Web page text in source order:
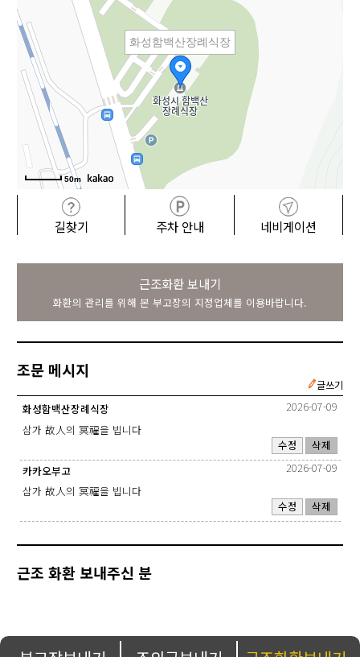
화성함백산장례식장
50m
길찾기 주차 안내 네비게이션
근조화환 보내기
화환의 관리를 위해 본 부고장의 지정업체를 이용바랍니다.
조문 메시지
글쓰기
화성함백산장례식장
2026-07-09
삼가 故人의 冥福을 빕니다
수정
삭제
카카오부고
2026-07-09
삼가 故人의 冥福을 빕니다
수정
삭제
근조 화환 보내주신 분